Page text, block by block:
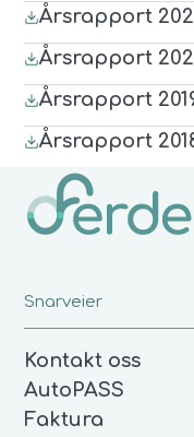
Årsrapport
(last nedPDF,
Årsrapport
(last nedPDF,
Årsrapport
(last nedPDF,
Årsrapport
(last nedPDF,
Snarveier
Kontakt oss
AutoPASS
Faktura